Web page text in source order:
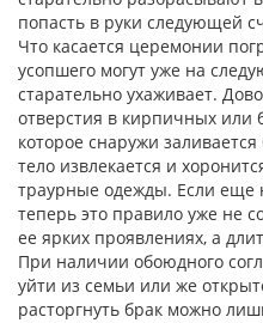
попасть в руки следующей
Что касается церемонии
усопшего могут уже на
старательно ухаживает.
отверстия в кирпичных или
которое снаружи
тело извлекается и
траурные одежды. Если еще
теперь это правило уже не
ее ярких проявлениях, а
При наличии обоюдного
уйти из семьи или же
расторгнуть брак можно